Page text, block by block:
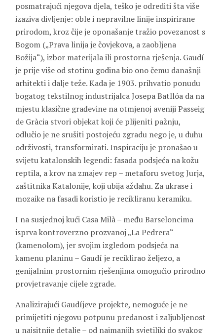
posmatrajući njegova djela, teško je odrediti šta više
izaziva divljenje: oble i nepravilne linije inspirirane
prirodom, kroz čije je oponašanje tražio povezanost s
Bogom („Prava linija je čovjekova, a zaobljena
Božija“), izbor materijala ili prostorna rješenja. Gaudí
je prije više od stotinu godina bio ono čemu današnji
arhitekti i dalje teže. Kada je 1903. prihvatio ponudu
bogatog tekstilnog industrijalca Josepa Batllóa da na
mjestu klasične građevine na otmjenoj aveniji Passeig
de Gràcia stvori objekat koji će plijeniti pažnju,
odlučio je ne srušiti postojeću zgradu nego je, u duhu
održivosti, transformirati. Inspiraciju je pronašao u
svijetu katalonskih legendi: fasada podsjeća na kožu
reptila, a krov na zmajev rep – metaforu svetog Jurja,
zaštitnika Katalonije, koji ubija aždahu. Za ukrase i
mozaike na fasadi koristio je recikliranu keramiku.
I na susjednoj kući Casa Milà – među Barseloncima
isprva kontroverzno prozvanoj „La Pedrera“
(kamenolom), jer svojim izgledom podsjeća na
kamenu planinu – Gaudí je reciklirao željezo, a
genijalnim prostornim rješenjima omogućio prirodno
provjetravanje cijele zgrade.
Analizirajući Gaudíjeve projekte, nemoguće je ne
primijetiti njegovu potpunu predanost i zaljubljenost
u najsitnije detalje – od najmanjih svjetiljki do svakog